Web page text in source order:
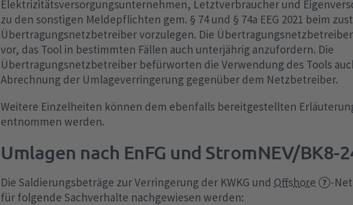
Elektrizitätsversorgungsunternehmen, Letztverbraucher und
zu den sonstigen Meldepflichten gem. § 74 und § 74a EEG 2021 beim
Übertragungsnetzbetreiber vorzulegen. Die
vor, das Tool in bestimmten Fällen auch unterjährig anzufordern. Die
Übertragungsnetzbetreiber befürworten die Verwendung des Tools
Abrechnung der Umlageverringerung gegenüber dem Netzbetreiber.
Weitere Einzelheiten können dem ebenfalls bereitgestellten
entnommen werden.
Umlagen nach EnFG und StromNEV/BK8-
Die Saldierungsbeträge zur Verringerung der KWKG und Offshore
-
für folgende Sachverhalte nachgewiesen werden: